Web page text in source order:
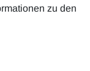
zu den